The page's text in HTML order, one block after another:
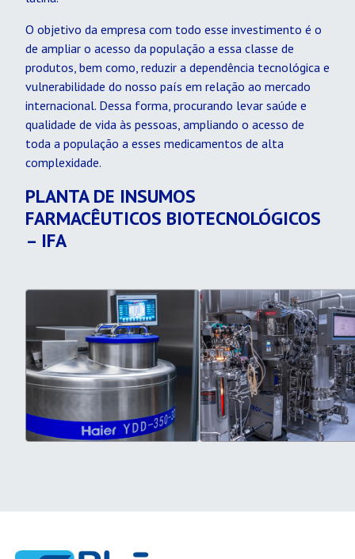
O objetivo da empresa com todo esse investimento é o
de ampliar o acesso da população a essa classe de
produtos, bem como, reduzir a dependência tecnológica e
vulnerabilidade do nosso país em relação ao mercado
internacional. Dessa forma, procurando levar saúde e
qualidade de vida às pessoas, ampliando o acesso de
toda a população a esses medicamentos de alta
complexidade.
PLANTA DE INSUMOS
FARMACÊUTICOS BIOTECNOLÓGICOS
– IFA